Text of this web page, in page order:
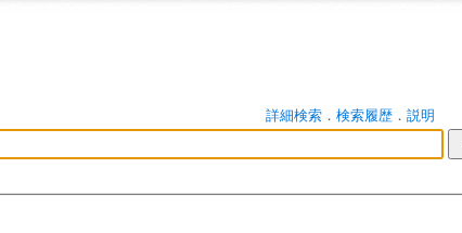
詳細検索． 検索履歴． 説明